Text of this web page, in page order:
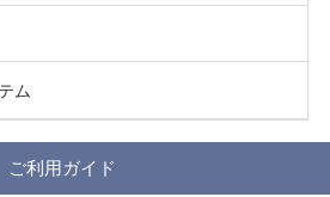
ム
ご利用ガイド